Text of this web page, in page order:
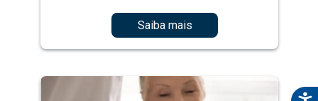
Saiba mais